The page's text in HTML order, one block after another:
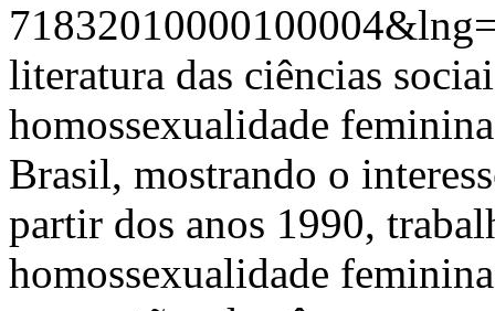
literatura das ciências
homossexualidade
Brasil, mostrando o
partir dos anos 1990,
homossexualidade